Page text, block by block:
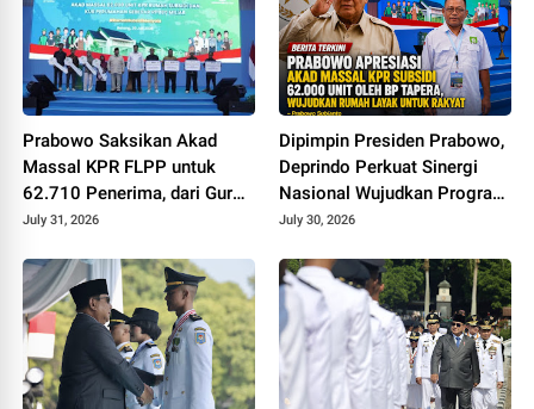
Prabowo Saksikan Akad
Massal KPR FLPP untuk
62.710 Penerima, dari Guru
SD hingga Pengemudi Ojol
July 31, 2026
Dipimpin Presiden Prabowo,
Deprindo Perkuat Sinergi
Nasional Wujudkan Program
3 Juta Rumah
July 30, 2026